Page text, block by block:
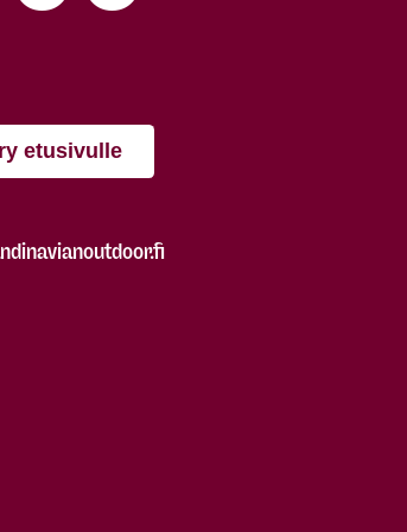
etusivulle